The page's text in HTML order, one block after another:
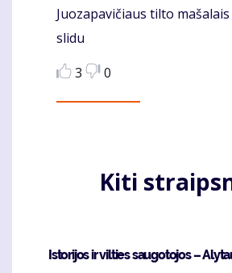
Juozapavičiaus tilto
slidu
3
0
Kiti
Istorijos ir vilties saugotojos –